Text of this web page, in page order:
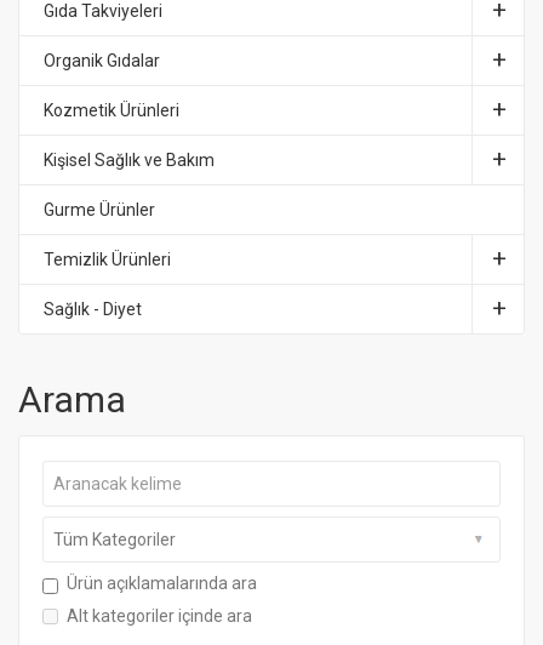
Gıda Takviyeleri
Organik Gıdalar
Kozmetik Ürünleri
Kişisel Sağlık ve Bakım
Gurme Ürünler
Temizlik Ürünleri
Sağlık - Diyet
Arama
Ürün açıklamalarında ara
Alt kategoriler içinde ara